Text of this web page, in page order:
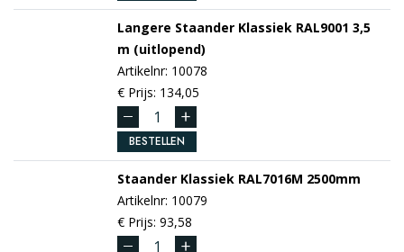
Langere Staander Klassiek RAL9001 3,5
m (uitlopend)
Artikelnr: 10078
€ Prijs: 134,05
BESTELLEN
Staander Klassiek RAL7016M 2500mm
Artikelnr: 10079
€ Prijs: 93,58